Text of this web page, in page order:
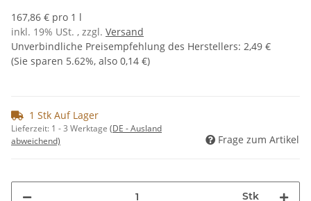
167,86 € pro 1 l
inkl. 19% USt. , zzgl. Versand
Unverbindliche Preisempfehlung des Herstellers: 2,49 €
(Sie sparen 5.62%, also 0,14 €)
1 Stk Auf Lager
Lieferzeit: 1 - 3 Werktage (DE - Ausland
abweichend)
Frage zum Artikel
Stk